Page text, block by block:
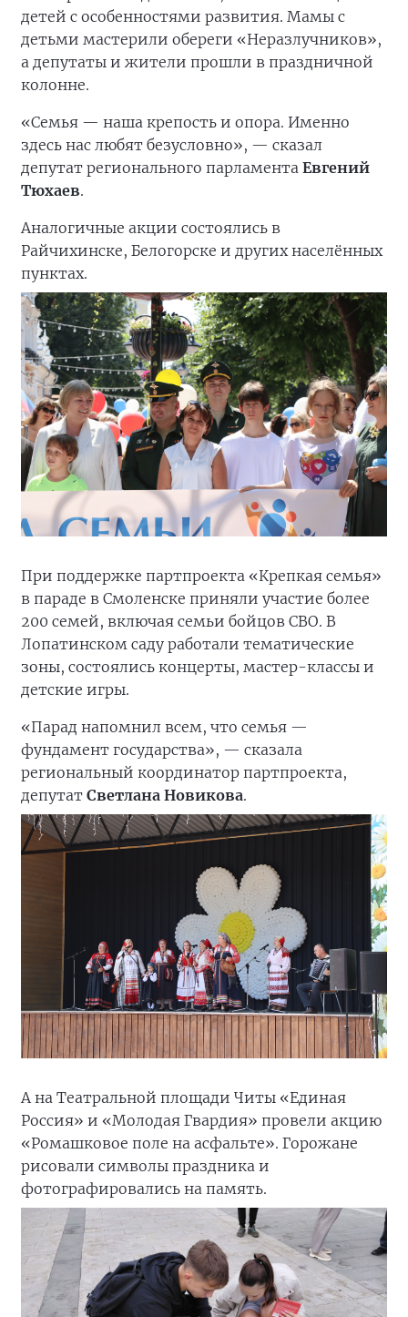
детей с особенностями развития. Мамы с
детьми мастерили обереги «Неразлучников»,
а депутаты и жители прошли в праздничной
колонне.
«Семья — наша крепость и опора. Именно
здесь нас любят безусловно», — сказал
депутат регионального парламента Евгений
Тюхаев.
Аналогичные акции состоялись в
Райчихинске, Белогорске и других населённых
пунктах.
При поддержке партпроекта «Крепкая семья»
в параде в Смоленске приняли участие более
200 семей, включая семьи бойцов СВО. В
Лопатинском саду работали тематические
зоны, состоялись концерты, мастер-классы и
детские игры.
«Парад напомнил всем, что семья —
фундамент государства», — сказала
региональный координатор партпроекта,
депутат Светлана Новикова.
А на Театральной площади Читы «Единая
Россия» и «Молодая Гвардия» провели акцию
«Ромашковое поле на асфальте». Горожане
рисовали символы праздника и
фотографировались на память.